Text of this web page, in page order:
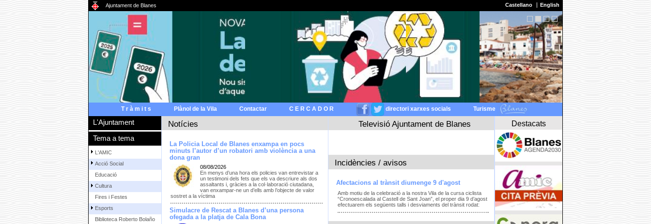
Ajuntament de Blanes Castellano English
T r à m i t s Plànol de la Vila Contactar C E R C A D O R directori xarxes socials Turisme
L'Ajuntament
Tema a tema
L'AMIC
Acció Social
Educació
Cultura
Fires i Festes
Esports
Biblioteca Roberto Bolaño
Notícies
La Policia Local de Blanes enxampa en pocs
minuts l’autor d’un robatori amb violència a una
dona gran
08/08/2026
En menys d’una hora els policies van entrevistar a
un testimoni dels fets que els va descriure als dos
assaltants i, gràcies a la col·laboració ciutadana,
van enxampar-ne un d’ells amb l’objecte de valor
sostret a la víctima
Simulacre de Rescat a Blanes d’una persona
ofegada a la platja de Cala Bona
Televisió Ajuntament de Blanes
Incidències / avisos
Afectacions al trànsit diumenge 9 d'agost
Amb motiu de la celebració a la nostra Vila de la cursa ciclista
“Cronoescalada al Castell de Sant Joan”, el proper dia 9 d’agost
efectuarem els següents talls i desviaments del trànsit rodat:
Destacats